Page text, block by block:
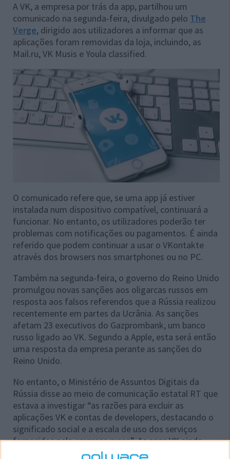
A VK, a empresa por trás da app, partilhou um
comunicado na segunda-feira, divulgado pelo The
Verge, dirigido aos utilizadores a informar que as
aplicações foram removidas da loja, incluindo, as
Mail.ru, VK Musis e Youla classified.
O comunicado refere que, se uma app já estiver
instalada num dispositivo compatível, continuará a
funcionar. No entanto, os utilizadores poderão ter
problemas com notificações ou pagamentos. É ainda
referido que podem continuar a usar o VKontakte
através dos browsers nos smartphones ou no PC.
Também na segunda-feira, o governo do Reino Unido
promulgou novas sanções aos oligarcas russos em
resposta aos falsos referendos que a Rússia realizou
recentemente em partes da Ucrânia. As sanções
afetam 23 executivos do Gazprombank, um banco
russo ligado ao VK. Segundo a Apple, esta será então
uma resposta da empresa perante as sanções do
Reino Unido.
No entanto, o Ministério de Assuntos Digitais da
Rússia disse ao meio de comunicação estatal RT que
estava a investigar “as razões para excluir as
aplicações VK e contas de developers, destacando o
significado social e a escala de uso dos serviços
fornecidos pela empresa russa”. As apps VK ainda
estão disponíveis na Play Store do Google.